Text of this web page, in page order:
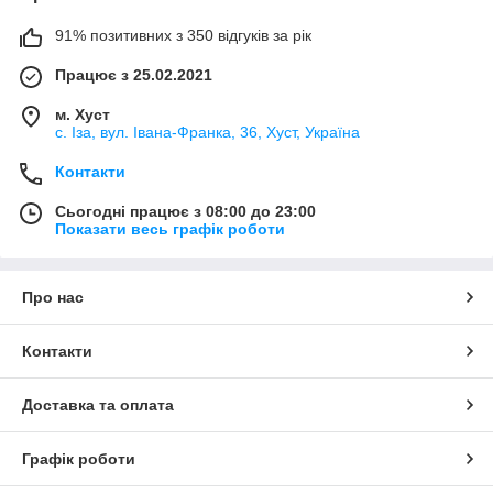
91% позитивних з 350 відгуків за рік
Працює з 25.02.2021
м. Хуст
с. Іза, вул. Івана-Франка, 36, Хуст, Україна
Контакти
Сьогодні працює з 08:00 до 23:00
Показати весь графік роботи
Про нас
Контакти
Доставка та оплата
Графік роботи